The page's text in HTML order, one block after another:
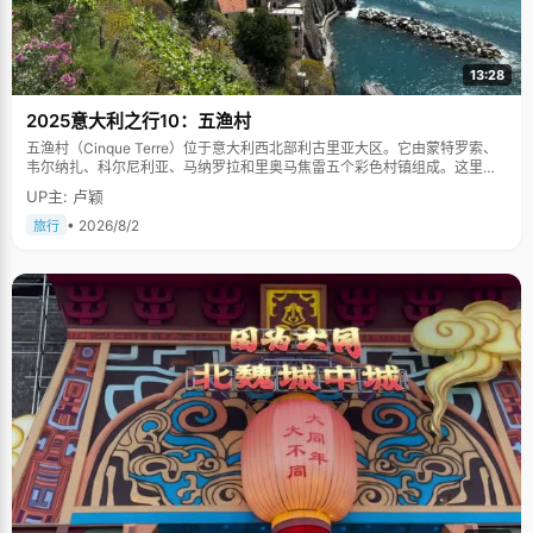
13:28
2025意大利之行10：五渔村
五渔村（Cinque Terre）位于意大利西北部利古里亚大区。它由蒙特罗索、
韦尔纳扎、科尔尼利亚、马纳罗拉和里奥马焦雷五个彩色村镇组成。这里依
山傍海，房屋色彩斑斓，1997年被列为世界文化遗产。
UP主: 卢颖
旅行 • 2026/8/2